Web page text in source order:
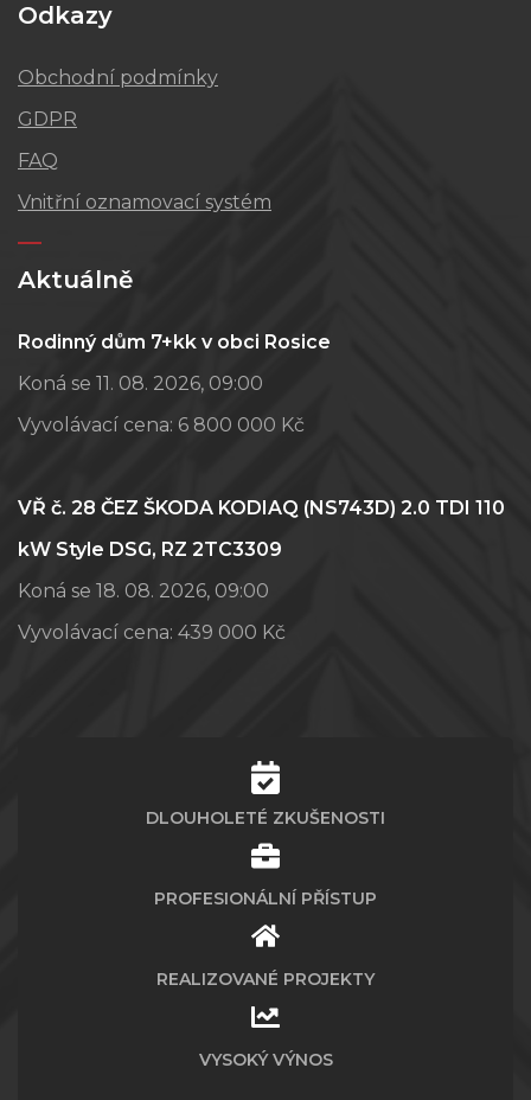
Odkazy
Obchodní podmínky
GDPR
FAQ
Vnitřní oznamovací systém
Aktuálně
Rodinný dům 7+kk v obci Rosice
Koná se 11. 08. 2026, 09:00
Vyvolávací cena: 6 800 000 Kč
VŘ č. 28 ČEZ ŠKODA KODIAQ (NS743D) 2.0 TDI 110
kW Style DSG, RZ 2TC3309
Koná se 18. 08. 2026, 09:00
Vyvolávací cena: 439 000 Kč
DLOUHOLETÉ ZKUŠENOSTI
PROFESIONÁLNÍ PŘÍSTUP
REALIZOVANÉ PROJEKTY
VYSOKÝ VÝNOS